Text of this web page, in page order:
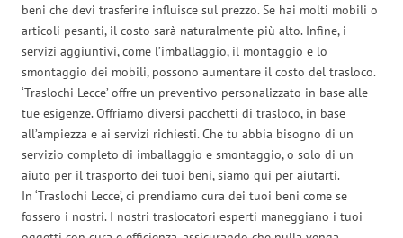
beni che devi trasferire influisce sul prezzo. Se hai molti mobili o
articoli pesanti, il costo sarà naturalmente più alto. Infine, i
servizi aggiuntivi, come l’imballaggio, il montaggio e lo
smontaggio dei mobili, possono aumentare il costo del trasloco.
‘Traslochi Lecce’ offre un preventivo personalizzato in base alle
tue esigenze. Offriamo diversi pacchetti di trasloco, in base
all’ampiezza e ai servizi richiesti. Che tu abbia bisogno di un
servizio completo di imballaggio e smontaggio, o solo di un
aiuto per il trasporto dei tuoi beni, siamo qui per aiutarti.
In ‘Traslochi Lecce’, ci prendiamo cura dei tuoi beni come se
fossero i nostri. I nostri traslocatori esperti maneggiano i tuoi